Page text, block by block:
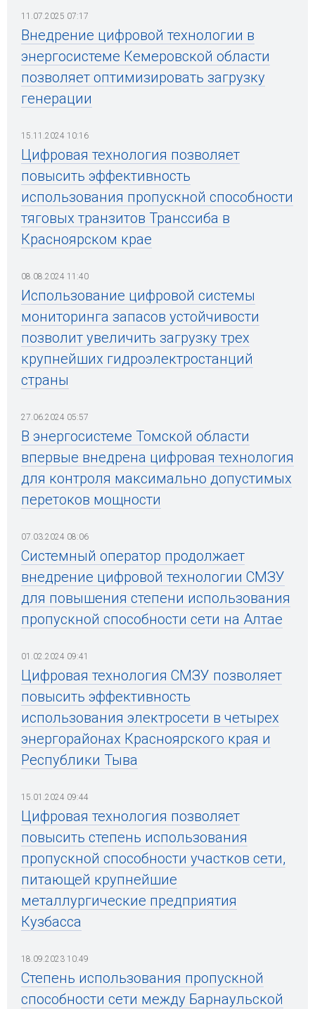
11.07.2025 07:17
Внедрение цифровой технологии в
энергосистеме Кемеровской области
позволяет оптимизировать загрузку
генерации
15.11.2024 10:16
Цифровая технология позволяет
повысить эффективность
использования пропускной способности
тяговых транзитов Транссиба в
Красноярском крае
08.08.2024 11:40
Использование цифровой системы
мониторинга запасов устойчивости
позволит увеличить загрузку трех
крупнейших гидроэлектростанций
страны
27.06.2024 05:57
В энергосистеме Томской области
впервые внедрена цифровая технология
для контроля максимально допустимых
перетоков мощности
07.03.2024 08:06
Системный оператор продолжает
внедрение цифровой технологии СМЗУ
для повышения степени использования
пропускной способности сети на Алтае
01.02.2024 09:41
Цифровая технология СМЗУ позволяет
повысить эффективность
использования электросети в четырех
энергорайонах Красноярского края и
Республики Тыва
15.01.2024 09:44
Цифровая технология позволяет
повысить степень использования
пропускной способности участков сети,
питающей крупнейшие
металлургические предприятия
Кузбасса
18.09.2023 10:49
Степень использования пропускной
способности сети между Барнаульской